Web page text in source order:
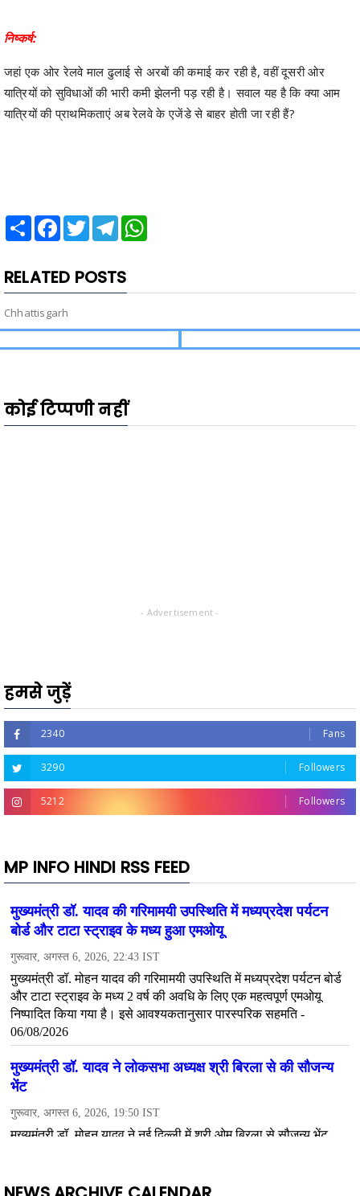
निष्कर्ष:
जहां एक ओर रेलवे माल ढुलाई से अरबों की कमाई कर रही है, वहीं दूसरी ओर
यात्रियों को सुविधाओं की भारी कमी झेलनी पड़ रही है। सवाल यह है कि क्या आम
यात्रियों की प्राथमिकताएं अब रेलवे के एजेंडे से बाहर होती जा रही हैं?
Share Facebook
TwitterTelegram
RELATED POSTS
Chhattisgarh
कोई टिप्पणी नहीं
- Advertisement -
हमसे जुड़ें
2340 Fans
3290 Followers
5212 Followers
MP INFO HINDI RSS FEED